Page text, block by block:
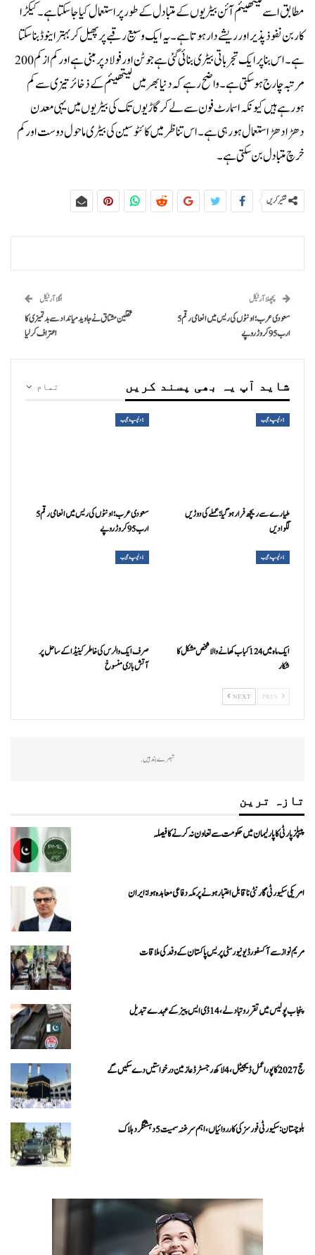
مطابق اسے لیتھیئم آئن بیٹریوں کے متبادل کے طور پر استعمال کیا جاسکتا ہے ۔ کیکڑا
کاربن نفوذپذیراور ریشے دار ہوتا ہے۔ یہ ایک وسیع رقبے پر پھیل کر بہتر اینوڈ بناسکتا
ہے۔ اس بنا پرایک تجرباتی بیٹری بنائی گئی ہے جو ٹن اور فولاد پرمبنی ہے اور کم ازکم 200
مرتبہ چارج ہوسکتی ہے۔واضح رہے کہ دنیا بھر میں لیتھیئم کے ذخائر تیزی سے کم
ہورہے ہیں کیونکہ اسمارٹ فون سے لے کر گاڑیوں تک کی بیٹریوں میں یہی معدن
دھڑادھڑ استعمال ہورہی ہے۔ اس تناظر میں کائٹوسین کی بیٹری ماحول دوست اور کم
خرچ متبادل بن سکتی ہے۔
شئیر کریں
پچھلا آرٹیکل
سعودی عرب؛ اونٹوں کی ریس میں انعامی رقم 5
ارب 95 کروڑ روپے
اگلا آرٹیکل
ثقلین مشتاق نے جاوید میانداد سے بدتمیزی کا
اعتراف کرلیا
تمام شاید آپ یہ بھی پسند کریں
1دلچسپ و عجیب
طیارے سے ریچھ فرار ہوگیا؛ عملے کی دوڑیں
لگوادیں
1دلچسپ و عجیب
سعودی عرب؛ اونٹوں کی ریس میں انعامی رقم 5
ارب 95 کروڑ روپے
1دلچسپ و عجیب
ایک ماہ میں 124 کباب کھانے والا شخص مشکل کا
شکار
1دلچسپ و عجیب
صرف ایک والرس کی خاطر کینیڈا کے ساحل پر
آتش بازی منسوخ
NEXT
تبصرے بند ہیں.
تازہ ترین
پیپلزپارٹی کا پارلیمان میں حکومت سے تعاون نہ کرنے کا فیصلہ
امریکی سکیورٹی گارنٹی ناقابل اعتبار ہونے پر مکہ دفاعی معاہدہ ہوا: ایران
مریم نواز سے آکسفورڈ یونیورسٹی پریس پاکستان کے وفد کی ملاقات
پنجاب پولیس میں تقرر و تبادلے، 14 ڈی ایس پیز کے عہدے تبدیل
حج 2027 کا پورا عمل ڈیجیٹل، 4 لاکھ رجسٹرڈ عازمین درخواستیں دے سکیں گے
بلوچستان: سکیورٹی فورسز کی کارروائیاں، اہم سرغنہ سمیت 5 دہشتگرد ہلاک